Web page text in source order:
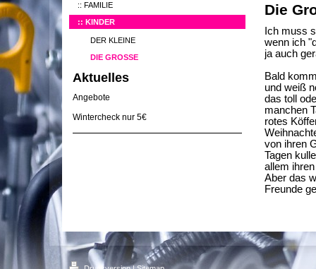
Die
Ich muss
wenn ich
ja auch
Bald
und weiß
das toll
manchen
rotes
von ihren
Tagen
allem
Aber das
Freunde
FAMILIE
KINDER
DER KLEINE
DIE GROSSE
Aktuelles
Angebote
Wintercheck nur 5€